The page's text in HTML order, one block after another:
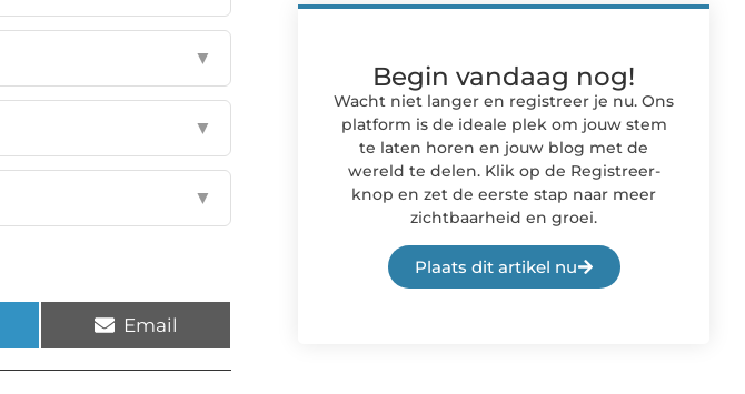
▼
▼
▼
Email
Begin vandaag nog!
Wacht niet langer en registreer je nu. Ons
platform is de ideale plek om jouw stem
te laten horen en jouw blog met de
wereld te delen. Klik op de Registreer-
knop en zet de eerste stap naar meer
zichtbaarheid en groei.
Plaats dit artikel nu